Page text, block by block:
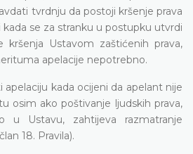
tvrdnju da postoji kršenje prava
se za stranku u postupku utvrdi
kršenja Ustavom zaštićenih prava,
apelacije nepotrebno.
apelaciju kada ocijeni da apelant nije
osim ako poštivanje ljudskih prava,
u Ustavu, zahtijeva razmatranje
18. Pravila).